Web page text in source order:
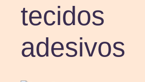
tecidos
adesivos